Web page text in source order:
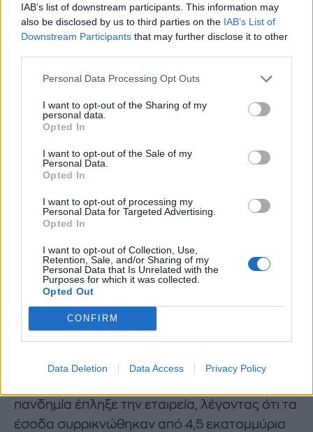
IAB’s list of downstream participants. This information may
also be disclosed by us to third parties on the IAB’s List of
Downstream Participants that may further disclose it to other
Personal Data Processing Opt Outs
I want to opt-out of the Sharing of my
personal data.
Opted In
I want to opt-out of the Sale of my
Personal Data.
Opted In
I want to opt-out of processing my
Personal Data for Targeted Advertising.
Opted In
I want to opt-out of Collection, Use,
Retention, Sale, and/or Sharing of my
Personal Data that Is Unrelated with the
Purposes for which it was collected.
Opted Out
CONFIRM
Data Deletion Data Access Privacy Policy
πεθερά του μελλοντικού βασιλιά και απλώς με
πρόδωσε. Είναι απολύτως απαράδεκτο».
https://www.instagram.com/p/Cj3CuzFyilc
Οι γονείς της Kate Middleton έχουν αποδώσει
την οικονομική καταστροφή στο lockdown και
πτώση των πωλήσεων που δημιούργησαν
προβλήματα ρευστότητας.
Η έκθεση των διαχειριστών αναφέρει
εκτιμήσεις, είναι αβέβαιο αν θα υπάρξουν
διαθέσιμα κεφάλαια για να καταστεί δυνατή η
διανομή στους προνομιούχους πιστωτές. Είναι
απίθανο να υπάρξουν διαθέσιμα κεφάλαια για
τη διανομή στους μη εξασφαλισμένους
πανδημία έπληξε την εταιρεία, λέγοντας ότι τα
έσοδα συρρικνώθηκαν από 4,5 εκατομμύρια